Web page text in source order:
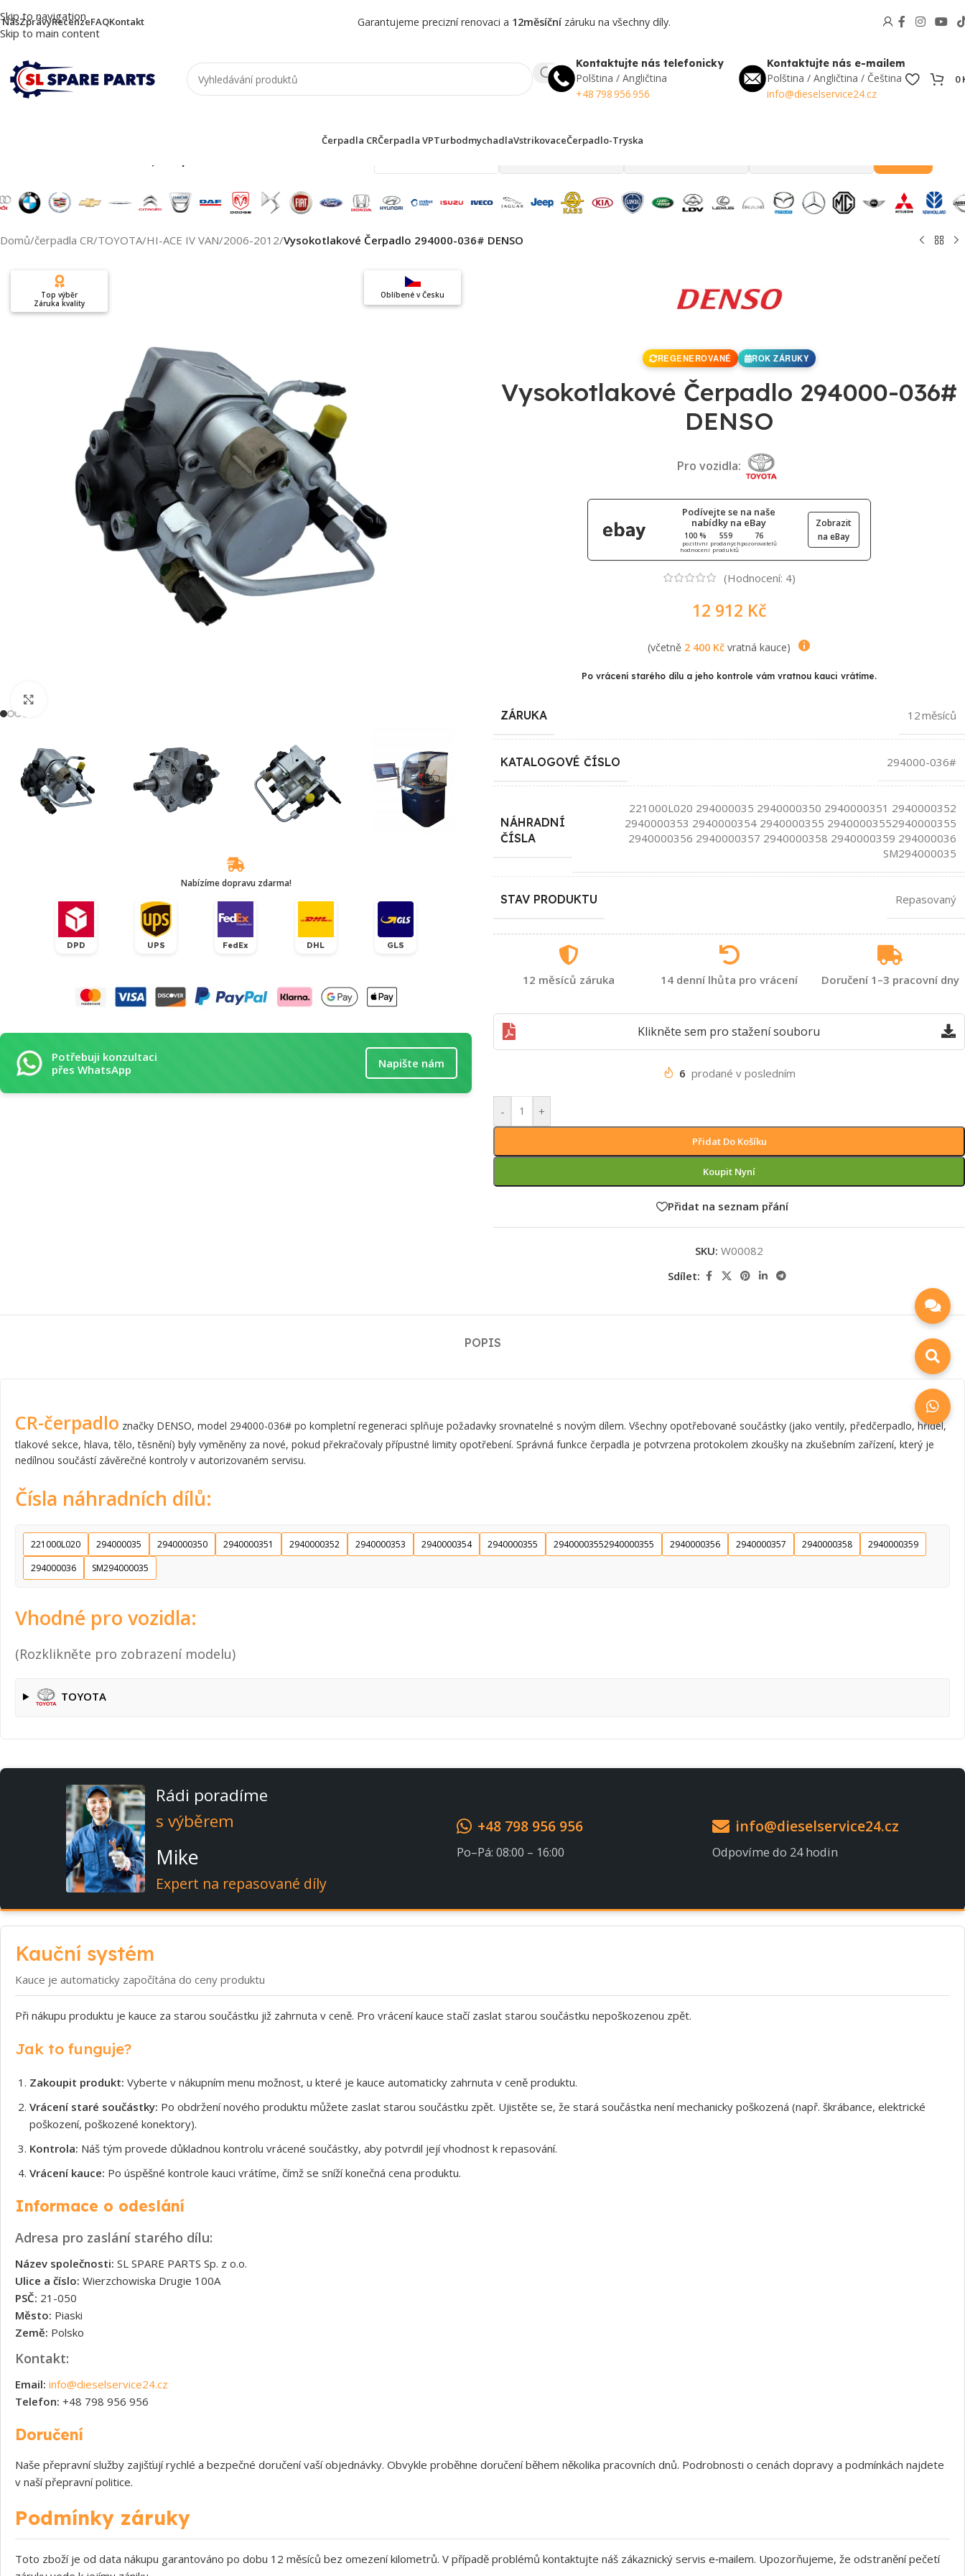
Skip to navigation
Skip to main content
NásZprávyRecenzeFAQKontakt Garantujeme precizní renovaci a 12měsíčnízáruku na všechny díly.
Kontaktujte nás telefonicky
Polština / Angličtina
+48 798 956 956
Kontaktujte nás e-mailem
Polština / Angličtina / Čeština
info@dieselservice24.cz
0
Čerpadla CRČerpadla VPTurbodmychadlaVstrikovaceČerpadlo-Tryska
Domů/čerpadla CR/TOYOTA/HI-ACE IV VAN/2006-2012/Vysokotlakové Čerpadlo 294000-036# DENSO
Oblíbené v Česku
Top výběr
Záruka kvality
Nabízíme dopravu zdarma!
DPD UPS FedEx DHL GLS
Potřebuji konzultaci
přes WhatsApp
Napište nám
REGENEROVANÉ ROK ZÁRUKY
Vysokotlakové Čerpadlo 294000-036#
DENSO
Pro vozidla:
Podívejte se na naše
nabídky na eBay
100 %
pozitivní
hodnocení
559
prodaných
produktů
76
pozorovatelů
Zobrazit
na eBay
(Hodnocení: 4)
12 912 Kč
(včetně 2 400 Kčvratná kauce)
Po vrácení starého dílu a jeho kontrole vám vratnou kauci vrátíme.
ZÁRUKA 12 měsíců
KATALOGOVÉ ČÍSLO 294000-036#
NÁHRADNÍ
ČÍSLA
221000L020 294000035 2940000350 2940000351 2940000352
2940000353 2940000354 2940000355 29400003552940000355
2940000356 2940000357 2940000358 2940000359 294000036
SM294000035
STAV PRODUKTU Repasovaný
12 měsíců záruka 14 denní lhůta pro vrácení Doručení 1–3 pracovní dny
Klikněte sem pro stažení souboru
6 prodané v posledním
- +
Přidat Do Košíku
Koupit Nyní
Přidat na seznam přání
SKU: W00082
Sdílet:
POPIS
CR-čerpadlo značky DENSO, model 294000-036# po kompletní regeneraci splňuje požadavky srovnatelné s novým dílem. Všechny opotřebované součástky (jako ventily, předčerpadlo, hřídel,
tlakové sekce, hlava, tělo, těsnění) byly vyměněny za nové, pokud překračovaly přípustné limity opotřebení. Správná funkce čerpadla je potvrzena protokolem zkoušky na zkušebním zařízení, který je
nedílnou součástí závěrečné kontroly v autorizovaném servisu.
Čísla náhradních dílů:
221000L020 294000035 2940000350 2940000351 2940000352 2940000353 2940000354 2940000355 29400003552940000355 2940000356 2940000357 2940000358
2940000359
294000036
SM294000035
Vhodné pro vozidla:
(Rozklikněte pro zobrazení modelu)
TOYOTA
Rádi poradíme
s výběrem
Mike
Expert na repasované díly
+48 798 956 956
Po–Pá: 08:00 – 16:00
info@dieselservice24.cz
Odpovíme do 24 hodin
Kauční systém
Kauce je automaticky započítána do ceny produktu
Při nákupu produktu je kauce za starou součástku již zahrnuta v ceně. Pro vrácení kauce stačí zaslat starou součástku nepoškozenou zpět.
Jak to funguje?
Zakoupit produkt: Vyberte v nákupním menu možnost, u které je kauce automaticky zahrnuta v ceně produktu.
Vrácení staré součástky: Po obdržení nového produktu můžete zaslat starou součástku zpět. Ujistěte se, že stará součástka není mechanicky poškozená (např. škrábance, elektrické
poškození, poškozené konektory).
Kontrola: Náš tým provede důkladnou kontrolu vrácené součástky, aby potvrdil její vhodnost k repasování.
Vrácení kauce: Po úspěšné kontrole kauci vrátíme, čímž se sníží konečná cena produktu.
Informace o odeslání
Adresa pro zaslání starého dílu:
Název společnosti: SL SPARE PARTS Sp. z o.o.
Ulice a číslo: Wierzchowiska Drugie 100A
PSČ: 21-050
Město: Piaski
Země: Polsko
Kontakt:
Email: info@dieselservice24.cz
Telefon: +48 798 956 956
Doručení
Naše přepravní služby zajišťují rychlé a bezpečné doručení vaší objednávky. Obvykle proběhne doručení během několika pracovních dnů. Podrobnosti o cenách dopravy a podmínkách najdete
v naší přepravní politice.
Podmínky záruky
Toto zboží je od data nákupu garantováno po dobu 12 měsíců bez omezení kilometrů. V případě problémů kontaktujte náš zákaznický servis e‑mailem. Upozorňujeme, že odstranění pečetí